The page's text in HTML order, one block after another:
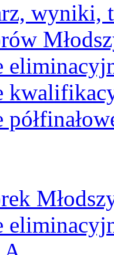
wyniki,